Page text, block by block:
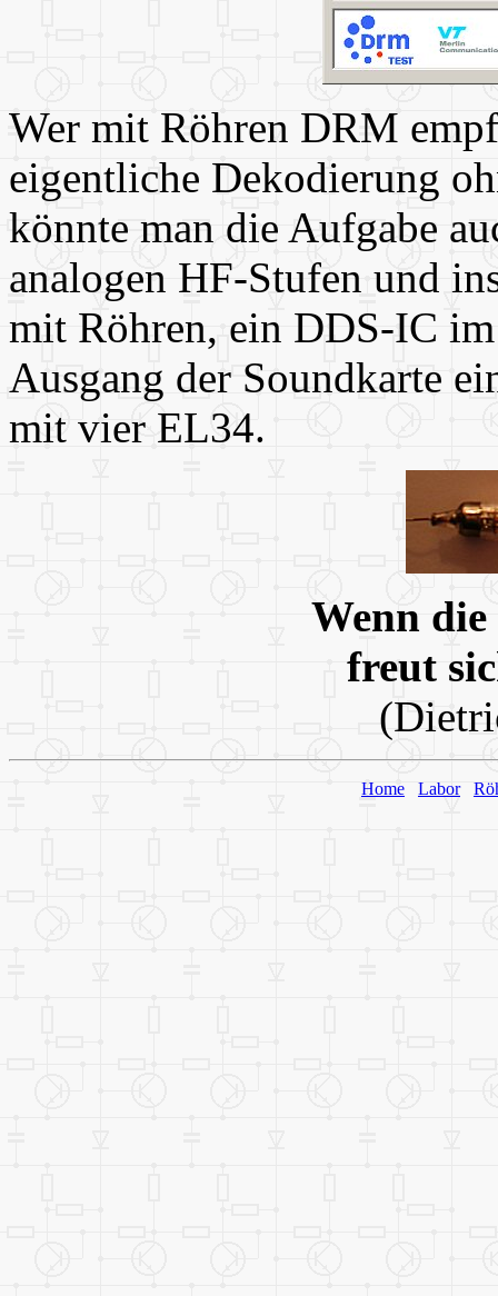
Wer mit Röhren DRM
eigentliche Dekodierung
könnte man die Aufgabe
analogen HF-Stufen und
mit Röhren, ein DDS-IC
Ausgang der Soundkarte
mit vier EL34.
Wenn
freut
Home Labor